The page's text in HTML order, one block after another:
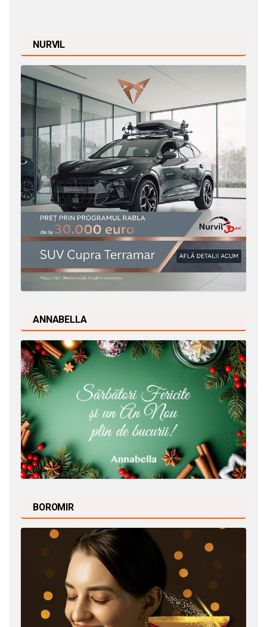
NURVIL
ANNABELLA
BOROMIR